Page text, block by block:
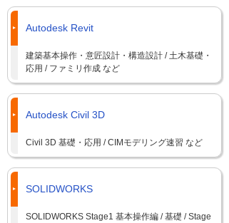
Autodesk Revit
建築基本操作・意匠設計・構造設計 / 土木基礎・
応用 / ファミリ作成 など
Autodesk Civil 3D
Civil 3D 基礎・応用 / CIMモデリング速習 など
SOLIDWORKS
SOLIDWORKS Stage1 基本操作編 / 基礎 / Stage